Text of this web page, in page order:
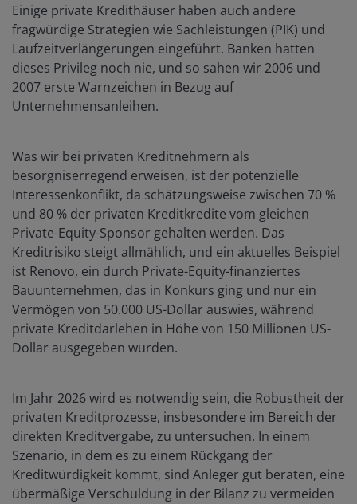
Einige private Kredithäuser haben auch andere
fragwürdige Strategien wie Sachleistungen (PIK) und
Laufzeitverlängerungen eingeführt. Banken hatten
dieses Privileg noch nie, und so sahen wir 2006 und
2007 erste Warnzeichen in Bezug auf
Unternehmensanleihen.
Was wir bei privaten Kreditnehmern als
besorgniserregend erweisen, ist der potenzielle
Interessenkonflikt, da schätzungsweise zwischen 70 %
und 80 % der privaten Kreditkredite vom gleichen
Private-Equity-Sponsor gehalten werden. Das
Kreditrisiko steigt allmählich, und ein aktuelles Beispiel
ist Renovo, ein durch Private-Equity-finanziertes
Bauunternehmen, das in Konkurs ging und nur ein
Vermögen von 50.000 US-Dollar auswies, während
private Kreditdarlehen in Höhe von 150 Millionen US-
Dollar ausgegeben wurden.
Im Jahr 2026 wird es notwendig sein, die Robustheit der
privaten Kreditprozesse, insbesondere im Bereich der
direkten Kreditvergabe, zu untersuchen. In einem
Szenario, in dem es zu einem Rückgang der
Kreditwürdigkeit kommt, sind Anleger gut beraten, eine
übermäßige Verschuldung in der Bilanz zu vermeiden